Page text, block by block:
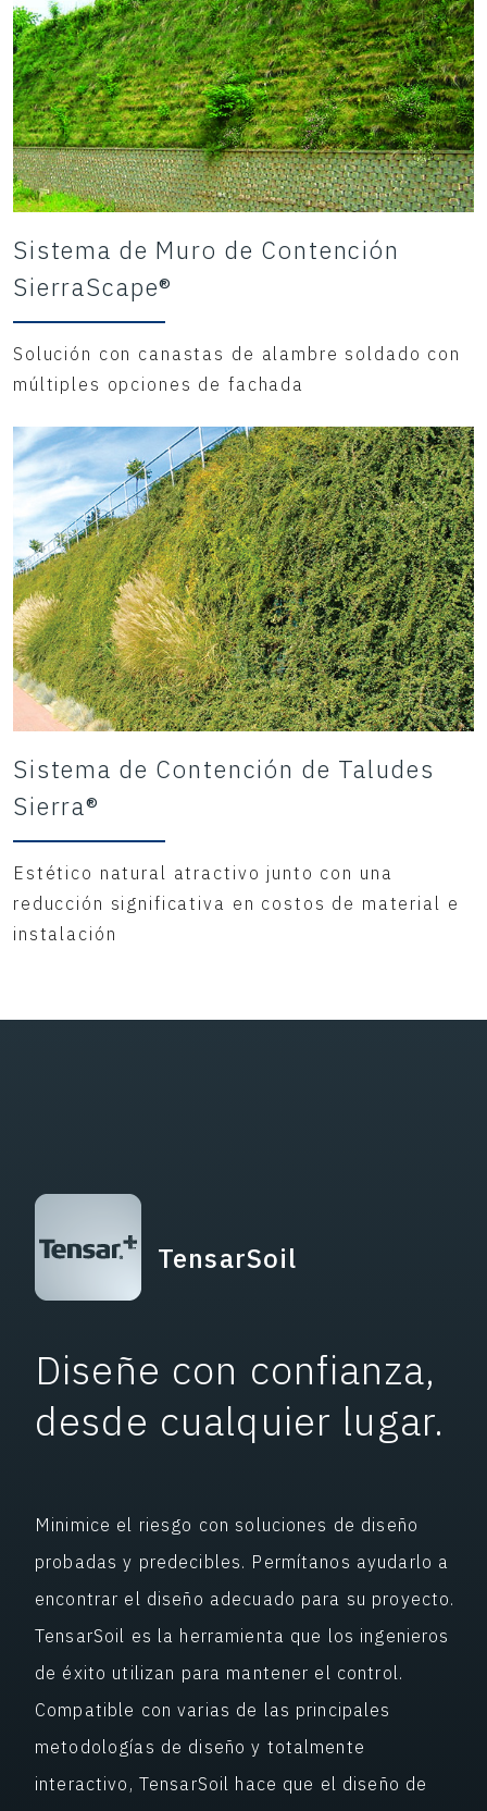
Sistema de Muro de Contención
SierraScape®
Solución con canastas de alambre soldado con
múltiples opciones de fachada
Sistema de Contención de Taludes
Sierra®
Estético natural atractivo junto con una
reducción significativa en costos de material e
instalación
TensarSoil
Diseñe con confianza,
desde cualquier lugar.
Minimice el riesgo con soluciones de diseño
probadas y predecibles. Permítanos ayudarlo a
encontrar el diseño adecuado para su proyecto.
TensarSoil es la herramienta que los ingenieros
de éxito utilizan para mantener el control.
Compatible con varias de las principales
metodologías de diseño y totalmente
interactivo, TensarSoil hace que el diseño de